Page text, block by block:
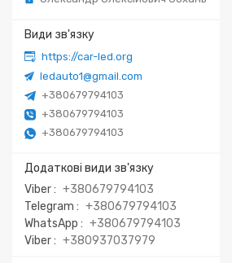
https://car-led.org
ledauto1@gmail.com
+380679794103
+380679794103
+380679794103
Viber
+380679794103
Telegram
+380679794103
WhatsApp
+380679794103
Viber
+380937037979